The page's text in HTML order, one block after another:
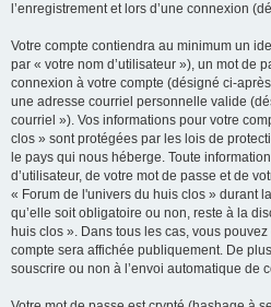
l’enregistrement et lors d’une connexion
Votre compte contiendra au minimum un
par « votre nom d’utilisateur »), un mot de
connexion à votre compte (désigné ci-
une adresse courriel personnelle valide
courriel »). Vos informations pour votre
clos » sont protégées par les lois de
le pays qui nous héberge. Toute
d’utilisateur, de votre mot de passe et de
« Forum de l'univers du huis clos » durant
qu’elle soit obligatoire ou non, reste à la
huis clos ». Dans tous les cas, vous
compte sera affichée publiquement. De
souscrire ou non à l’envoi automatique de